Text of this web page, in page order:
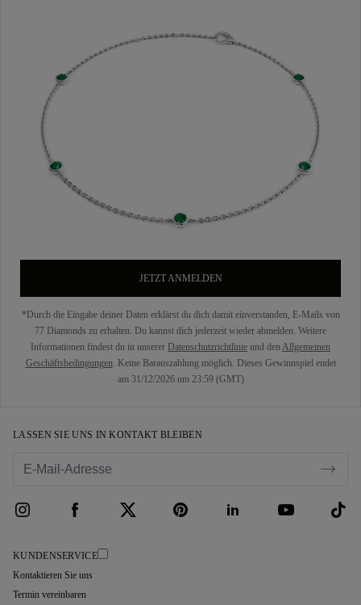
JETZT ANMELDEN
*Durch die Eingabe deiner Daten erklärst du dich damit einverstanden, E-Mails von
77 Diamonds zu erhalten. Du kannst dich jederzeit wieder abmelden. Weitere
Informationen findest du in unserer Datenschutzrichtlinie und denAllgemeinen
Geschäftsbedingungen. Keine Barauszahlung möglich. Dieses Gewinnspiel endet
am 31/12/2026 um 23:59 (GMT)
LASSEN SIE UNS IN KONTAKT BLEIBEN
KUNDENSERVICE
Kontaktieren Sie uns
Termin vereinbaren